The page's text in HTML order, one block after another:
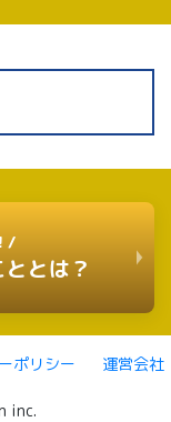
/
とは？
ポリシー
運営会社
inc.